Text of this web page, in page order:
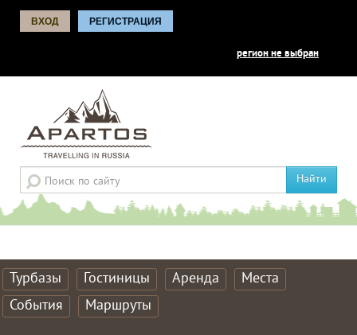
ВХОД РЕГИСТРАЦИЯ
регион не выбран
Найти
Турбазы Гостиницы Аренда
Места
События
Маршруты